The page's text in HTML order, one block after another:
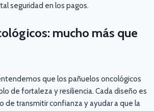
seguridad en los pagos.
mucho más que
que los pañuelos oncológicos
de fortaleza y resiliencia. Cada diseño es
de transmitir confianza y ayudar a que la